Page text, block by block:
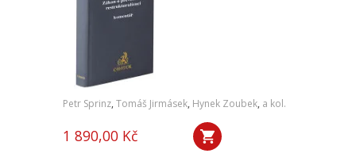
Petr Sprinz, Tomáš Jirmásek, Hynek Zoubek, a kol.
1 890,00 Kč